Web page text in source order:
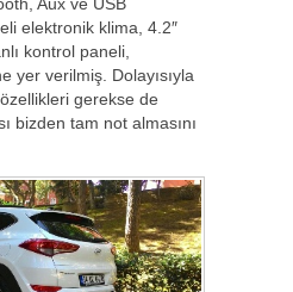
elektronik klima, 4.2″
kontrol paneli,
yer verilmiş. Dolayısıyla
gerekse de
bizden tam not almasını